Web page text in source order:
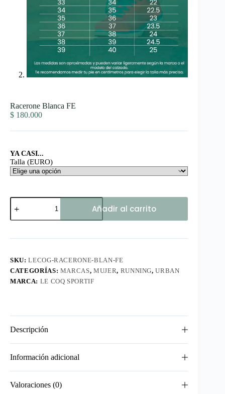
Racerone Blanca FE
$ 180.000
YA CASI...
Talla (EURO)
Racerone
Blanca
FE
Añadir al carrito
SKU:LECOG-RACERONE-BLAN-FE
CATEGORÍAS: MARCAS,MUJER, RUNNING,URBAN
MARCA: LE COQ SPORTIF
Descripción
Información adicional
Valoraciones (0)